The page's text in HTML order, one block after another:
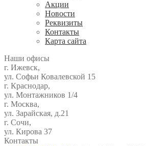
Акции
Новости
Реквизиты
Контакты
Карта сайта
Наши офисы
г. Ижевск,
ул. Софьи Ковалевской 15
г. Краснодар,
ул. Монтажников 1/4
г. Москва,
ул. Зарайская, д.21
г. Сочи,
ул. Кирова 37
Контакты